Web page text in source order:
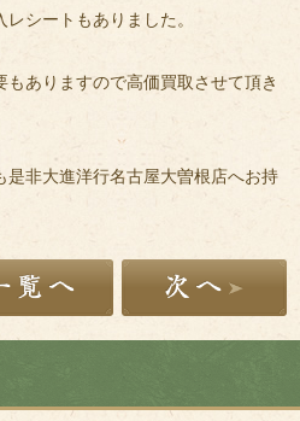
シートもありました。
ありますので高価買取させて頂き
是非大進洋行名古屋大曽根店へお持